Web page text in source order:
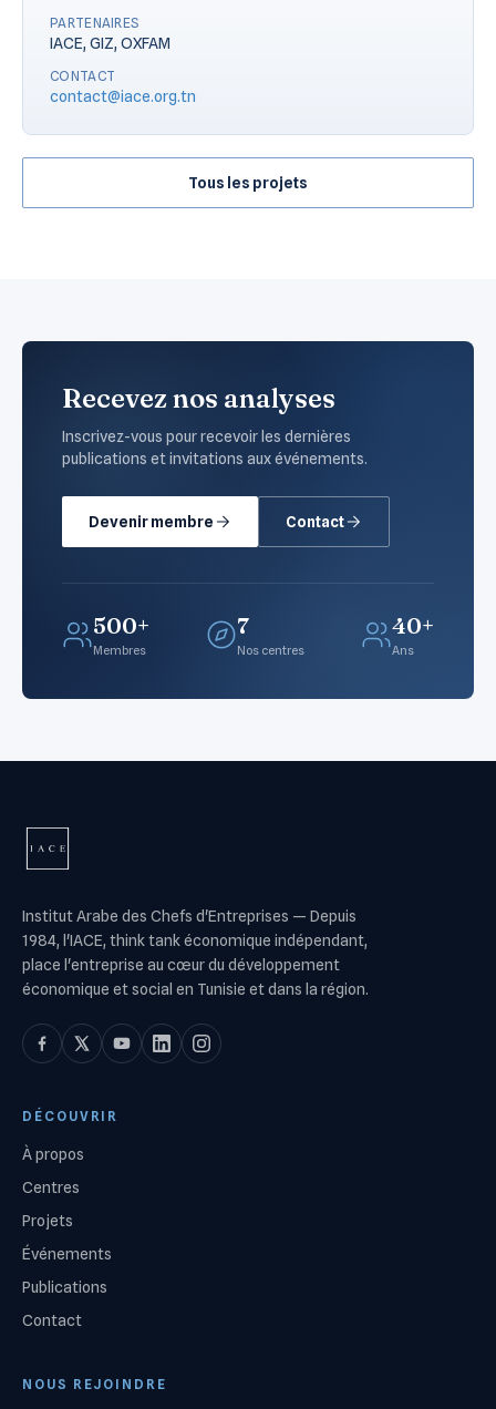
PARTENAIRES
IACE, GIZ, OXFAM
CONTACT
contact@iace.org.tn
Tous les projets
Recevez nos analyses
Inscrivez-vous pour recevoir les dernières
publications et invitations aux événements.
Devenir membre Contact
500+
Membres
7
Nos centres
40+
Ans
Institut Arabe des Chefs d'Entreprises — Depuis
1984, l'IACE, think tank économique indépendant,
place l'entreprise au cœur du développement
économique et social en Tunisie et dans la région.
DÉCOUVRIR
À propos
Centres
Projets
Événements
Publications
Contact
NOUS REJOINDRE